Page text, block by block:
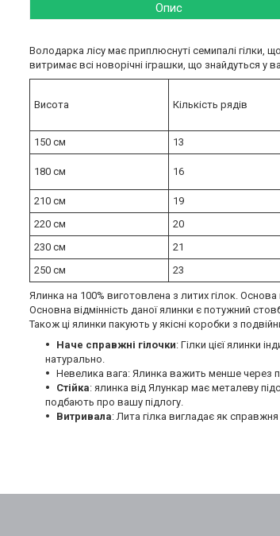
Опис
Володарка лісу має приплюснуті семипалі гілки,
витримає всі новорічні іграшки, що знайдуться у
Висота Кількість рядів
150 см
13
180 см 16
210 см 19
220 см
20
230 см
21
250 см
23
Ялинка на 100% виготовлена з литих гілок.
Основна відмінність даної ялинки є потужний
Також ці ялинки пакують у якісні коробки з
Наче справжні гілочки: Гілки цієї ялинки
натурально.
Невелика вага: Ялинка важить менше через
Стійка: ялинка від Ялункар має металеву
подбають про вашу підлогу.
Витривала: Лита гілка вигладає як